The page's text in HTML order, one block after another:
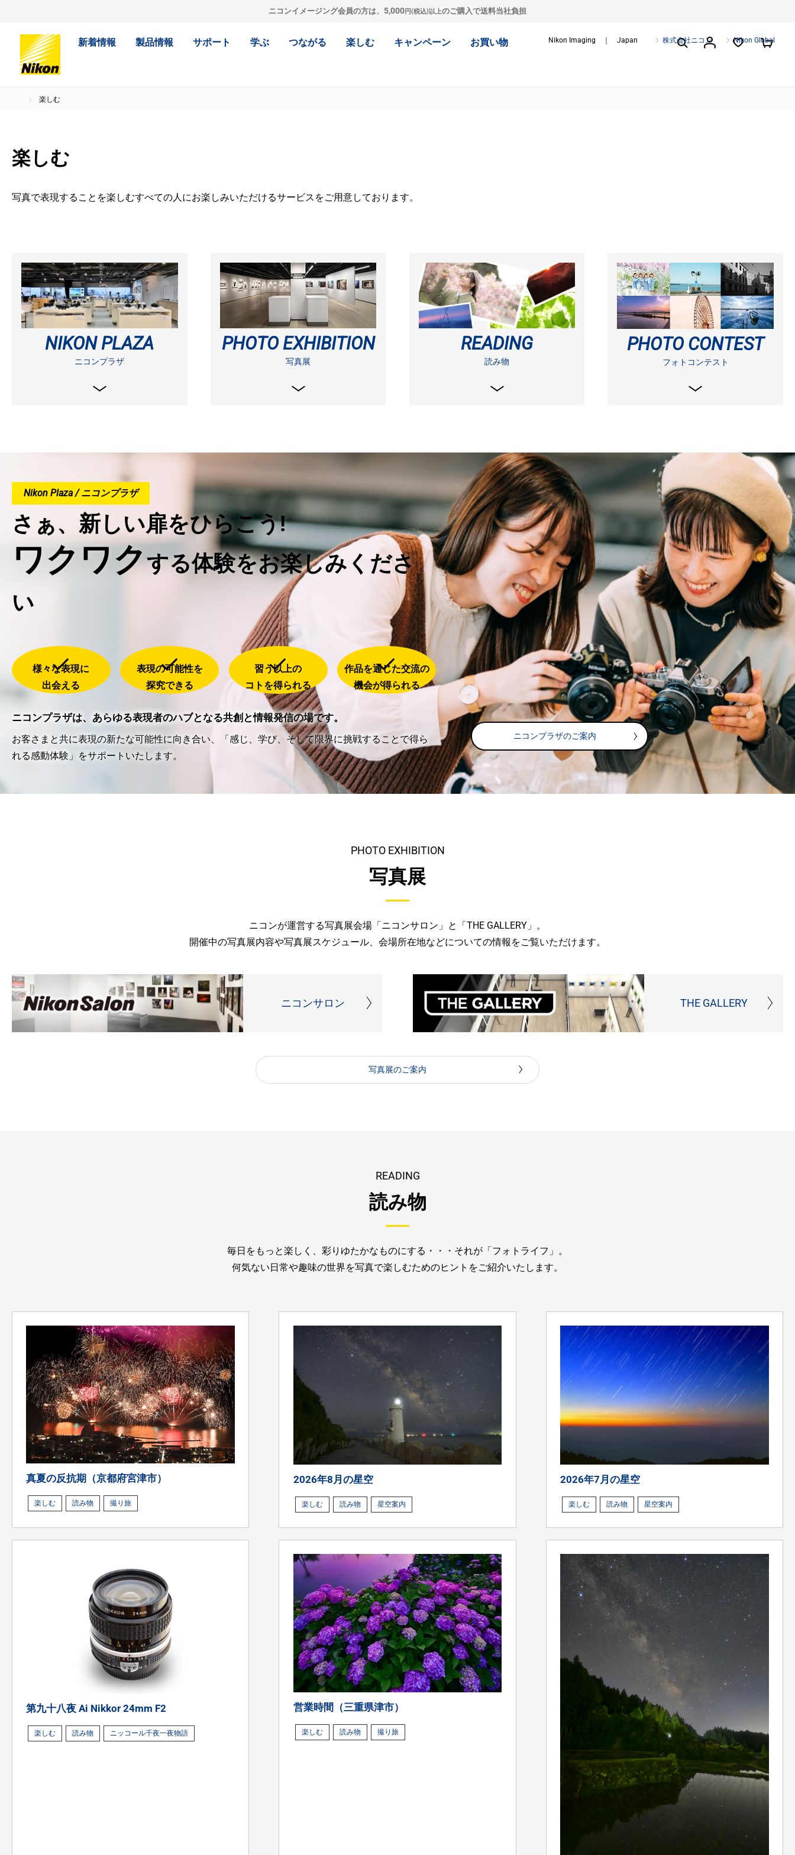
ニコンイメージング会員の方は、 5,000円(税込)以上のご購入で送料当社負担
新着情報 製品情報 サポート 学ぶ つながる 楽しむ キャンペーン お買い物 Nikon Imaging ｜ Japan 株式会社ニコン Nikon Global
楽しむ
楽しむ
写真で表現することを楽しむすべての人にお楽しみいただけるサービスをご用意しております。
NIKON PLAZA
ニコンプラザ
PHOTO EXHIBITION
写真展
READING
読み物
PHOTO CONTEST
フォトコンテスト
Nikon Plaza / ニコンプラザ
さぁ、新しい扉をひらこう!
ワクワクする体験をお楽しみくださ
い
様々な表現に
出会える
表現の可能性を
探究できる
習う以上の
コトを得られる
作品を通じた交流の
機会が得られる
ニコンプラザは、あらゆる表現者のハブとなる共創と情報発信の場です。
お客さまと共に表現の新たな可能性に向き合い、「感じ、学び、そして限界に挑戦することで得ら
れる感動体験」をサポートいたします。
ニコンプラザのご案内
PHOTO EXHIBITION
写真展
ニコンが運営する写真展会場「ニコンサロン」と「THE GALLERY」。
開催中の写真展内容や写真展スケジュール、会場所在地などについての情報をご覧いただけます。
ニコンサロン THE GALLERY
写真展のご案内
READING
読み物
毎日をもっと楽しく、彩りゆたかなものにする・・・ それが「フォトライフ」。
何気ない日常や趣味の世界を写真で楽しむためのヒントをご紹介いたします。
真夏の反抗期（京都府宮津市）
楽しむ 読み物 撮り旅
2026年8月の星空
楽しむ 読み物 星空案内
2026年7月の星空
楽しむ 読み物 星空案内
第九十八夜 Ai Nikkor 24mm F2
楽しむ 読み物 ニッコール千夜一夜物語
営業時間（三重県津市）
楽しむ 読み物 撮り旅